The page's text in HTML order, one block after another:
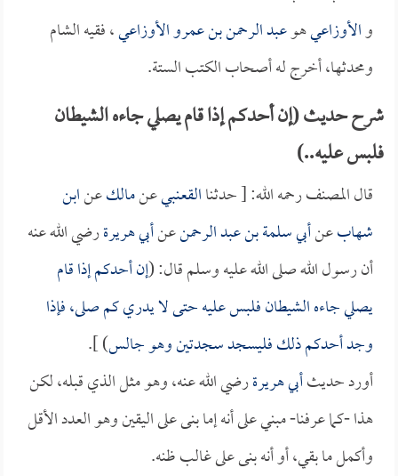
والأوزاعيهوعبد الرحمن بن عمرو الأوزاعي، فقيه الشام
ومحدثها، أخرج له أصحاب الكتب الستة.
شرح حديث (إن أحدكم إذا قام يصلي جاءه الشيطان
فلبس عليه..)
قال المصنف رحمه الله: [ حدثناالقعنبيعنمالكعنابن
شهابعنأبي سلمة بن عبد الرحمنعنأبي هريرةرضي الله عنه
أن رسول الله صلى الله عليه وسلم قال: (إن أحدكم إذا قام
يصلي جاءه الشيطان فلبس عليه حتى لا يدري كم صلى، فإذا
وجد أحدكم ذلك فليسجد سجدتين وهو جالس) ].
أورد حديثأبي هريرةرضي الله عنه، وهو مثل الذي قبله، لكن
هذا -كما عرفنا- مبني على أنه إما بنى على اليقين وهو العدد الأقل
وأكمل ما بقي، أو أنه بنى على غالب ظنه.